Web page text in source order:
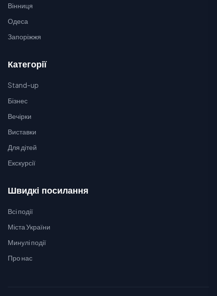
Вінниця
Одеса
Запоріжжя
Категорії
Stand-up
Бізнес
Вечірки
Виставки
Для дітей
Екскурсії
Швидкі посилання
Всі події
Міста України
Минулі події
Про нас